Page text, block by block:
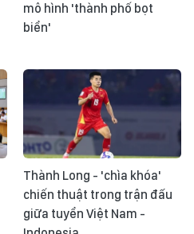
mô hình 'thành phố bọt
biển'
Thành Long - 'chìa khóa'
chiến thuật trong trận đấu
giữa tuyển Việt Nam -